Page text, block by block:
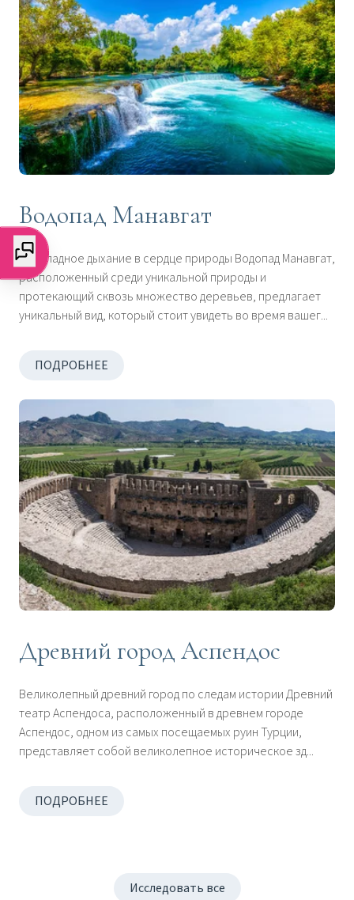
Водопад Манавгат
Прохладное дыхание в сердце природы Водопад Манавгат,
расположенный среди уникальной природы и
протекающий сквозь множество деревьев, предлагает
уникальный вид, который стоит увидеть во время вашег...
ПОДРОБНЕЕ
Древний город Аспендос
Великолепный древний город по следам истории Древний
театр Аспендоса, расположенный в древнем городе
Аспендос, одном из самых посещаемых руин Турции,
представляет собой великолепное историческое зд...
ПОДРОБНЕЕ
Исследовать все